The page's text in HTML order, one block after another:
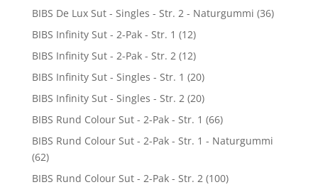
BIBS De Lux Sut - Singles - Str. 2 - Naturgummi (36)
BIBS Infinity Sut - 2-Pak - Str. 1 (12)
BIBS Infinity Sut - 2-Pak - Str. 2 (12)
BIBS Infinity Sut - Singles - Str. 1 (20)
BIBS Infinity Sut - Singles - Str. 2 (20)
BIBS Rund Colour Sut - 2-Pak - Str. 1 (66)
BIBS Rund Colour Sut - 2-Pak - Str. 1 - Naturgummi
(62)
BIBS Rund Colour Sut - 2-Pak - Str. 2 (100)